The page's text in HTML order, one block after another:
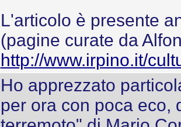
L'articolo è presente
(pagine curate da
http://www.irpino.it/
Ho apprezzato
per ora con poca eco,